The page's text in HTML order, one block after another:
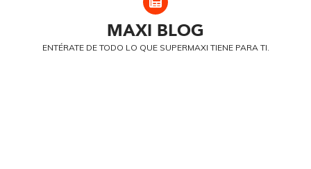
MAXI BLOG
ENTÉRATE DE TODO LO QUE SUPERMAXI TIENE PARA TI.